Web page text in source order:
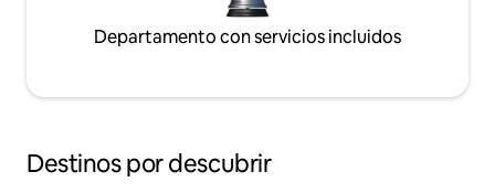
Departamento con servicios incluidos
Destinos por descubrir